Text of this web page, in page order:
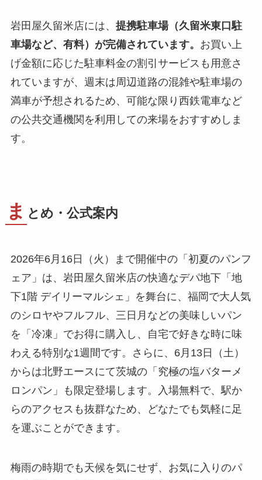
岩田屋久留米店には、 提携駐車場（久留米東口駐
車場など、有料）が完備されています。 お買い上
げ金額に応じた駐車料金の割引サービスも用意さ
れていますが、週末は周辺道路の混雑や駐車場の
満車が予想されるため、可能な限り西鉄電車など
の公共交通機関を利用しての来場をおすすめしま
す。
ま とめ・公式案内
2026年6月16日（火）まで開催中の「初夏のパンフ
ェア」は、岩田屋久留米店の快適なデパ地下「地
下1階 デイリーマルシェ」を舞台に、福岡で大人気
のシロヤやフルフル、三日月などの美味しいパン
を「冷凍」でお得に購入し、自宅で好きな時に味
わえる特別な1週間です。さらに、6月13日（土）
からは北野エースにて茨城の「究極の塩バターメ
ロンパン」も限定登場します。入場無料で、駅か
らのアクセスも抜群なため、どなたでも気軽に足
を運ぶことができます。
梅雨の時期でも天候を気にせず、お気に入りのパ